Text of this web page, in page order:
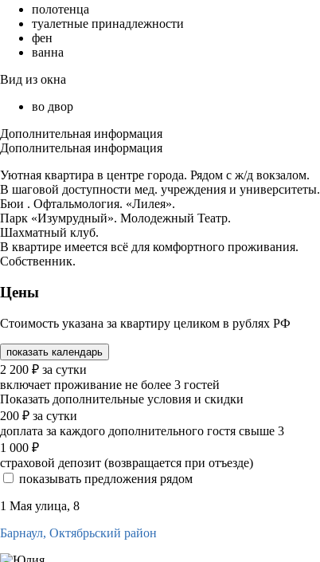
полотенца
туалетные принадлежности
фен
ванна
Вид из окна
во двор
Дополнительная информация
Дополнительная информация
Уютная квартира в центре города. Рядом с ж/д вокзалом.
В шаговой доступности мед. учреждения и университеты.
Бюи . Офтальмология. «Лилея».
Парк «Изумрудный». Молодежный Театр.
Шахматный клуб.
В квартире имеется всё для комфортного проживания.
Собственник.
Цены
Стоимость указана за квартиру целиком в рублях РФ
показать календарь
2 200 ₽ за сутки
включает проживание не более 3 гостей
Показать дополнительные условия и скидки
200 ₽ за сутки
доплата за каждого дополнительного гостя свыше 3
1 000 ₽
страховой депозит (возвращается при отъезде)
показывать предложения рядом
1 Мая улица, 8
Барнаул, Октябрьский район